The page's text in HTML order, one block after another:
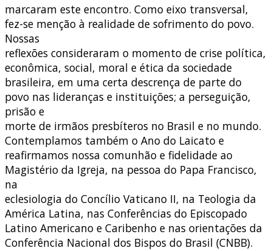
marcaram este encontro. Como eixo transversal,
fez-se menção à realidade de sofrimento do povo.
Nossas
reflexões consideraram o momento de crise política,
econômica, social, moral e ética da sociedade
brasileira, em uma certa descrença de parte do
povo nas lideranças e instituições; a perseguição,
prisão e
morte de irmãos presbíteros no Brasil e no mundo.
Contemplamos também o Ano do Laicato e
reafirmamos nossa comunhão e fidelidade ao
Magistério da Igreja, na pessoa do Papa Francisco,
na
eclesiologia do Concílio Vaticano II, na Teologia da
América Latina, nas Conferências do Episcopado
Latino Americano e Caribenho e nas orientações da
Conferência Nacional dos Bispos do Brasil (CNBB).